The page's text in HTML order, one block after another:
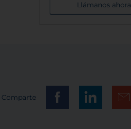
Llámanos ahora
Comparte